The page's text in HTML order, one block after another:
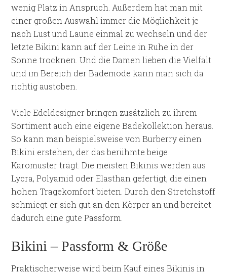
wenig Platz in Anspruch. Außerdem hat man mit
einer großen Auswahl immer die Möglichkeit je
nach Lust und Laune einmal zu wechseln und der
letzte Bikini kann auf der Leine in Ruhe in der
Sonne trocknen. Und die Damen lieben die Vielfalt
und im Bereich der Bademode kann man sich da
richtig austoben.
Viele Edeldesigner bringen zusätzlich zu ihrem
Sortiment auch eine eigene Badekollektion heraus.
So kann man beispielsweise von Burberry einen
Bikini erstehen, der das berühmte beige
Karomuster trägt. Die meisten Bikinis werden aus
Lycra, Polyamid oder Elasthan gefertigt, die einen
hohen Tragekomfort bieten. Durch den Stretchstoff
schmiegt er sich gut an den Körper an und bereitet
dadurch eine gute Passform.
Bikini – Passform & Größe
Praktischerweise wird beim Kauf eines Bikinis in